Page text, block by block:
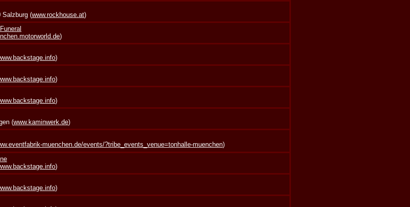
Salzburg (www.rockhouse.at)
)
)
)
)
(www.kaminwerk.de)
muenchen.de/events/?tribe_events_venue=tonhalle-muenchen)
)
)